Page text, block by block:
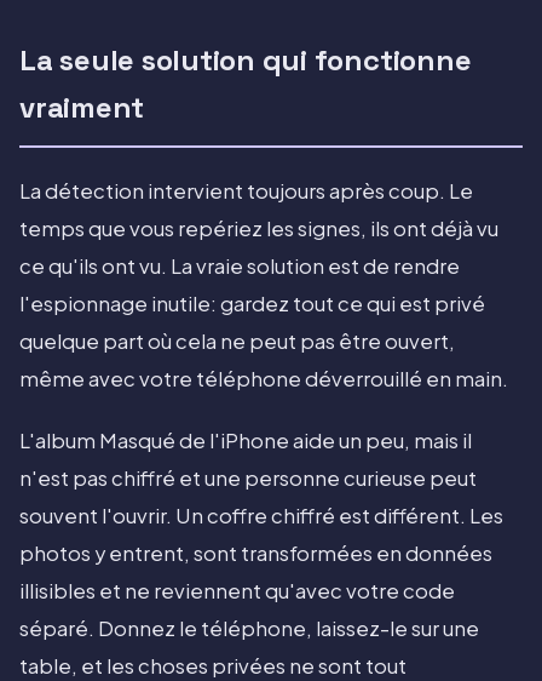
La seule solution qui fonctionne
vraiment
La détection intervient toujours après coup. Le
temps que vous repériez les signes, ils ont déjà vu
ce qu'ils ont vu. La vraie solution est de rendre
l'espionnage inutile: gardez tout ce qui est privé
quelque part où cela ne peut pas être ouvert,
même avec votre téléphone déverrouillé en main.
L'album Masqué de l'iPhone aide un peu, mais il
n'est pas chiffré et une personne curieuse peut
souvent l'ouvrir. Un coffre chiffré est différent. Les
photos y entrent, sont transformées en données
illisibles et ne reviennent qu'avec votre code
séparé. Donnez le téléphone, laissez-le sur une
table, et les choses privées ne sont tout